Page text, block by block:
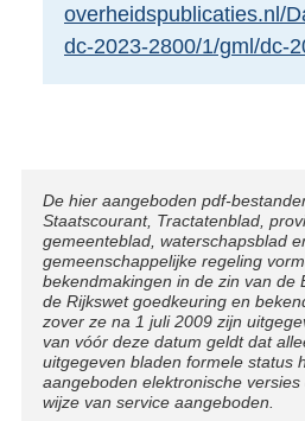
overheidspublicaties.nl/
dc-2023-2800/1/gml/dc-
Disclaimer
De hier aangeboden pdf-
Staatscourant, Tractatenblad,
gemeenteblad, waterschapsblad
gemeenschappelijke regeling
bekendmakingen in de zin van de
de Rijkswet goedkeuring en
zover ze na 1 juli 2009 zijn
van vóór deze datum geldt dat
uitgegeven bladen formele status
aangeboden elektronische
wijze van service aangeboden.